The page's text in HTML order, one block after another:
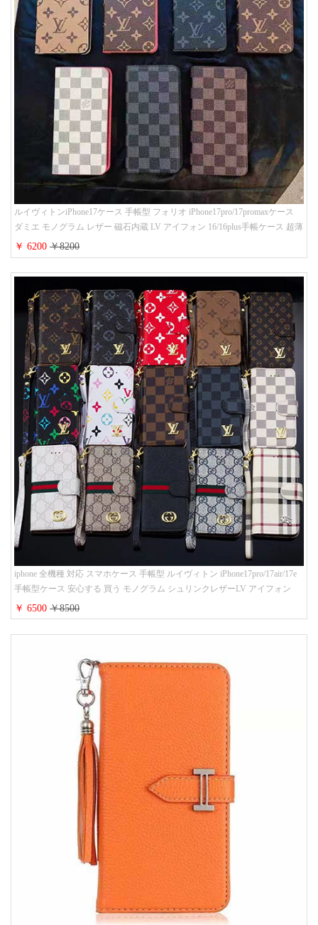
ルイヴィトンiPhone17ケース 手帳型 フォリオ iPhone17pro/17promaxケース
ダミエ モノグラム レザー 磁石内蔵 LV アイフォン 16/16plus手帳ケース 超薄
ビジネス風 メンズ レディース おしゃれ ブランドiphone15/14/13手帳型スマ
ホケース お 揃い
￥ 6200￥8200
iphone 全機種 対応 スマホケース 手帳型 ルイヴィトン iPhone17pro/17air/17e
手帳型ケース 安心する 買う モノグラム シュリンクレザーLV アイフォン
16/16promaxスマホケース 手帳 多機能 グッチiphone15pro/14/13携帯ケース 大
人 レディース メンズ ストラップ付き
￥ 6500￥8500